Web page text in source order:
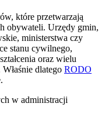
które przetwarzają
obywateli. Urzędy gmin,
ministerstwa czy
stanu cywilnego,
oraz wielu
dlatego RODO
w administracji